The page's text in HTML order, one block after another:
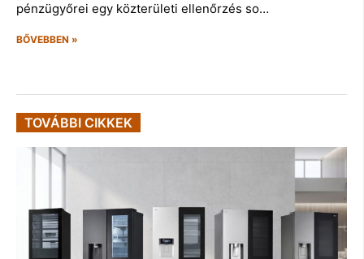
pénzügyőrei egy közterületi ellenőrzés so…
BŐVEBBEN »
TOVÁBBI CIKKEK